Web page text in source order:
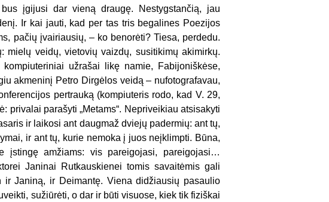
įgijusi dar vieną draugę. Nestygstančią, jau
Ir kai jauti, kad per tas tris begalines Poezijos
pačių įvairiausių, – ko benorėti? Tiesa, perdedu.
mielų veidų, vietovių vaizdų, susitikimų akimirkų.
užrašai likę namie, Fabijoniškėse,
akmeninį Petro Dirgėlos veidą – nufotografavau,
pertrauką (kompiuteris rodo, kad V. 29,
privalai parašyti „Metams“. Nepriveikiau atsisakyti
ir laikosi ant daugmaž dviejų padermių: ant tų,
ir ant tų, kurie nemoka į juos neįklimpti. Būna,
įstingę amžiams: vis pareigojasi, pareigojasi…
Janinai Rutkauskienei tomis savaitėmis gali
Janiną, ir Deimantę. Viena didžiausių pasaulio
sužiūrėti, o dar ir būti visuose, kiek tik fiziškai